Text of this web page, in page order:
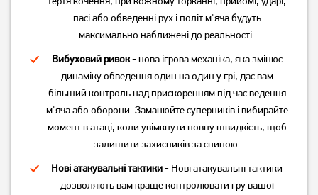
пасі або обведенні рух і політ м'яча будуть
максимально наближені до реальності.
Вибуховий ривок- нова ігрова механіка, яка змінює
динаміку обведення один на один у грі, дає вам
більший контроль над прискоренням під час ведення
м'яча або оборони. Заманюйте суперників і вибирайте
момент в атаці, коли увімкнути повну швидкість, щоб
залишити захисників за спиною.
Нові атакувальні тактики- Нові атакувальні тактики
дозволяють вам краще контролювати гру вашої